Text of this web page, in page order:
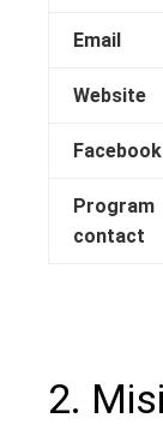
Email
Website
Facebook
Program
contact
2.